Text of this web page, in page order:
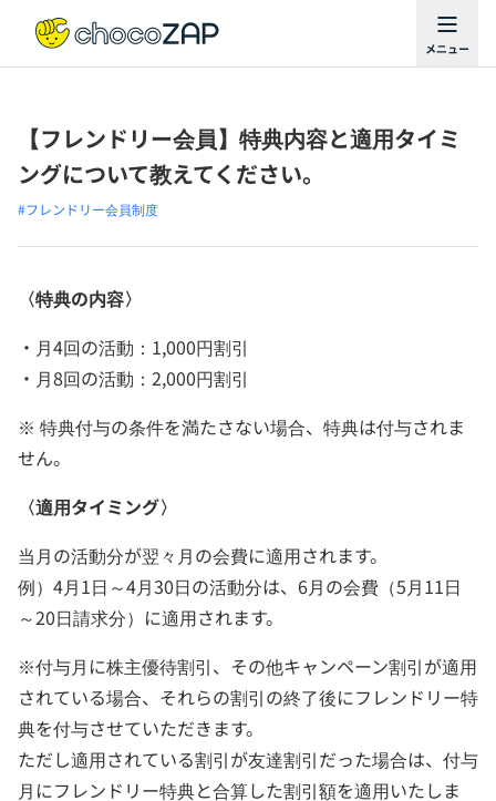
【フレンドリー会員】特典内容と適用タイミ
ングについて教えてください。
#フレンドリー会員制度
〈特典の内容〉
・月4回の活動：1,000円割引
・月8回の活動：2,000円割引
※ 特典付与の条件を満たさない場合、特典は付与されま
せん。
〈適用タイミング〉
当月の活動分が翌々月の会費に適用されます。
例）4月1日～4月30日の活動分は、6月の会費（5月11日
～20日請求分）に適用されます。
※付与月に株主優待割引、その他キャンペーン割引が適用
されている場合、それらの割引の終了後にフレンドリー特
典を付与させていただきます。
ただし適用されている割引が友達割引だった場合は、付与
月にフレンドリー特典と合算した割引額を適用いたしま